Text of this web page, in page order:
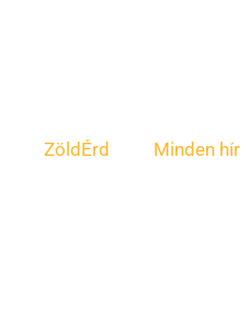
ZöldÉrd Minden hír